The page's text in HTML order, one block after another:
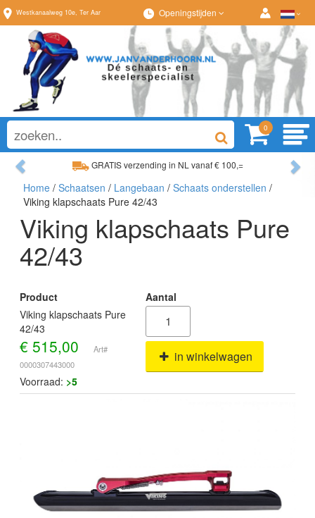
Westkanaalweg 10e, Ter Aar Openingstijden
0
GRATIS verzending in NL vanaf € 100,=
Ruim assortiment, altijd wat naar wens!
Previous
Home / Schaatsen / Langebaan / Schaats onderstellen /
Viking klapschaats Pure 42/43
Viking klapschaats Pure
42/43
Product
Aantal
Viking klapschaats Pure
42/43
€ 515,00
Art#
0000307443000
in winkelwagen
Voorraad: >5